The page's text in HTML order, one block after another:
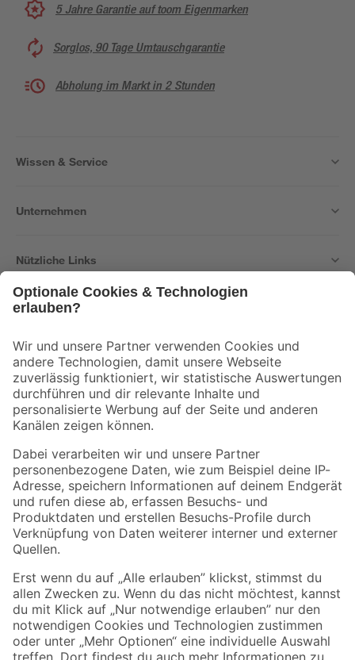
5 Jahre Garantie auf toom Eigenmarken
Sorglos, 90 Tage Umtauschgarantie
Abholung im Markt in 2 Stunden
Wissen & Service
Unternehmen
Nützliche Links
Der toom Newsletter: Keine Angebote und Aktionen mehr verpassen!
Zur Newsletter Anmeldung
Folge uns
Zahlungsarten Versandarten
Sicher einkaufen
Jetzt die toom-App herunterladen